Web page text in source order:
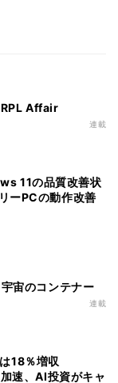
RPL Affair
連載
11の品質改善状
ーPCの動作改善
宙のコンテナー
連載
18％増収
速、AI投資がキャ